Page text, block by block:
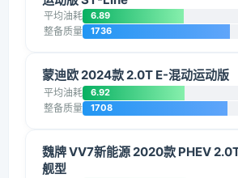
平均油耗 6.89
整备质量 1736
蒙迪欧 2024款 2.0T E-混动运动版
平均油耗 6.92
整备质量 1708
魏牌 VV7新能源 2020款 PHEV
舰型